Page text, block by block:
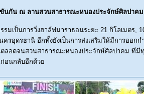
นกัน ณ ลานสวนสาธารณะหนองประจักษ์ศิลปาคม
รมเป็นการวิ่งฮาล์ฟมาราธอนระยะ 21 กิโลเมต
ครอุดรธานี อีกทั้งยังเป็นการส่งเสริมให้มีการออ
ลอดจนสวนสาธารณะหนองประจักษ์ศิลปาคม ที่มี
อนกลับอีกด้วย